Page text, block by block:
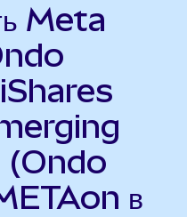
Meta
(Ondo
в